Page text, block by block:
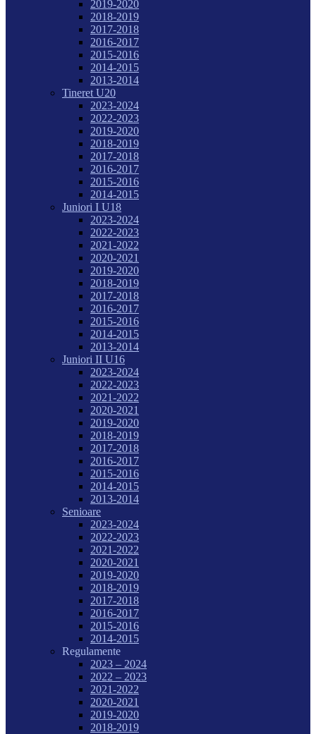
2019-2020
2018-2019
2017-2018
2016-2017
2015-2016
2014-2015
2013-2014
Tineret U20
2023-2024
2022-2023
2019-2020
2018-2019
2017-2018
2016-2017
2015-2016
2014-2015
Juniori I U18
2023-2024
2022-2023
2021-2022
2020-2021
2019-2020
2018-2019
2017-2018
2016-2017
2015-2016
2014-2015
2013-2014
Juniori II U16
2023-2024
2022-2023
2021-2022
2020-2021
2019-2020
2018-2019
2017-2018
2016-2017
2015-2016
2014-2015
2013-2014
Senioare
2023-2024
2022-2023
2021-2022
2020-2021
2019-2020
2018-2019
2017-2018
2016-2017
2015-2016
2014-2015
Regulamente
2023 – 2024
2022 – 2023
2021-2022
2020-2021
2019-2020
2018-2019